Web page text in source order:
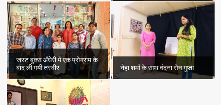
जस्ट बुक्स अँधेरी में एक प्रोग्राम के
बाद ली गयी तस्वीर
नेहा शर्मा के साथ वंदना सेन गुप्ता